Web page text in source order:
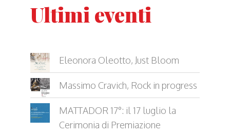
Ultimi eventi
Eleonora Oleotto, Just Bloom
Massimo Cravich, Rock in progress
MATTADOR 17°: il 17 luglio la
Cerimonia di Premiazione